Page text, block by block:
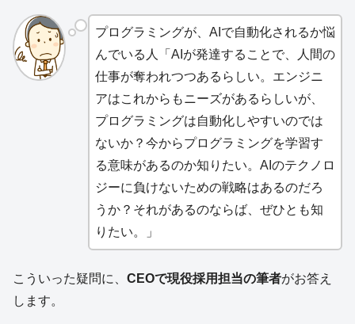
プログラミングが、AIで自動化されるか悩
んでいる人「AIが発達することで、人間の
仕事が奪われつつあるらしい。エンジニ
アはこれからもニーズがあるらしいが、
プログラミングは自動化しやすいのでは
ないか？今からプログラミングを学習す
る意味があるのか知りたい。AIのテクノロ
ジーに負けないための戦略はあるのだろ
うか？それがあるのならば、ぜひとも知
りたい。」
こういった疑問に、 CEOで現役採用担当の筆者がお答え
します。